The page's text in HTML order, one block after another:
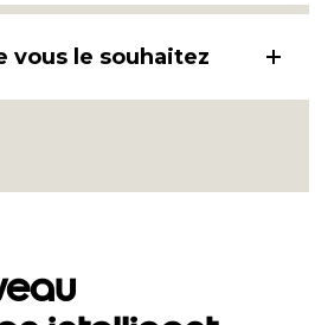
vous le souhaitez